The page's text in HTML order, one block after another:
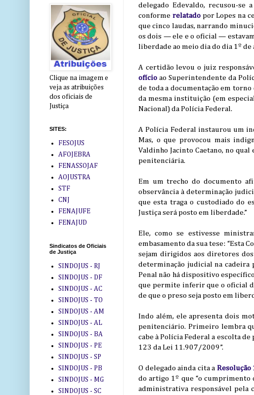
delegado Edevaldo, recusou-
conforme relatadopor Lopes na
que cinco laudas, narrando
os dois — ele e o oficial — estavam
liberdade ao meio dia do dia 1º
A certidão levou o juiz
ofício ao Superintendente da
de toda a documentação em torno
da mesma instituição (em
Nacional) da Polícia Federal.
A Polícia Federal instaurou um
Mas, o que provocou mais
Valdinho Jacinto Caetano, no
penitenciária.
Em um trecho do documento
observância à determinação
que esta traga o custodiado do
Justiça será posto em liberdade.”
Ele, como se estivesse
embasamento da sua tese: “Esta
sejam dirigidos aos diretores
determinação judicial na cadeira
Penal não há dispositivo
que permite inferir que o oficial
de que o preso seja posto em
Indo além, ele apresenta dois
penitenciário. Primeiro lembra
cabe à Polícia Federal a escolta
123 da Lei 11.907/2009”.
O delegado ainda cita a Resolução
do artigo 1º que “o
administrativa responsável pela
Clique na imagem e
veja as atribuições
dos oficiais de
Justiça
SITES:
FESOJUS
AFOJEBRA
FENASSOJAF
AOJUSTRA
STF
CNJ
FENAJUFE
FENAJUD
Sindicatos de Oficiais
de Justiça
SINDOJUS - RJ
SINDOJUS - DF
SINDOJUS - AC
SINDOJUS - TO
SINDOJUS - AM
SINDOJUS - AL
SINDOJUS - BA
SINDOJUS - PE
SINDOJUS - SP
SINDOJUS - PB
SINDOJUS - MG
SINDOJUS - SC